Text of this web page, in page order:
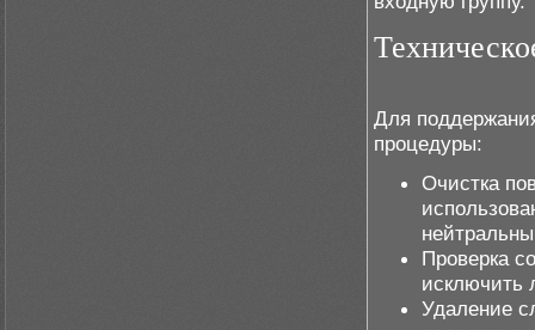
Для
процедуры:
Очистка
Проверка
исключить
Удаление